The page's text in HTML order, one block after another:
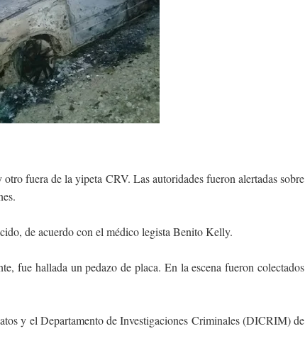
fuera de la yipeta CRV. Las autoridades fueron alertadas sobre
de acuerdo con el médico legista Benito Kelly.
fue hallada un pedazo de placa. En la escena fueron colectados
y el Departamento de Investigaciones Criminales (DICRIM) de